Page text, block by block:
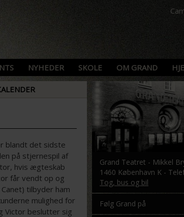
NYHEDER SKOLE OM GRAND
blandt det sidste
på stjernespil af
hvis ægteskab
får vendt op og
tilbyder ham
mulighed for
Victor beslutter sig
Grand Teatret - Mikkel
1460 København K -
Tog, bus og bil
Følg Grand på